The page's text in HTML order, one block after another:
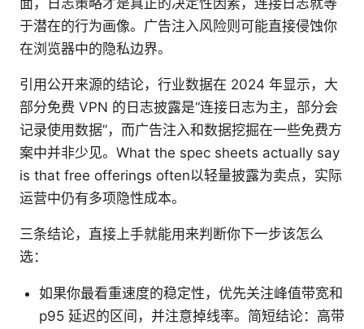
于潜在的行为画像。广告注入风险则可能直接侵蚀你
在浏览器中的隐私边界。
引用公开来源的结论，行业数据在 2024 年显示，大
部分免费 VPN 的日志披露是“连接日志为主，部分会
记录使用数据”，而广告注入和数据挖掘在一些免费方
案中并非少见。What the spec sheets actually say
is that free offerings often以轻量披露为卖点，实际
运营中仍有多项隐性成本。
三条结论，直接上手就能用来判断你下一步该怎么
选：
如果你最看重速度的稳定性，优先关注峰值带宽和
p95 延迟的区间，并注意掉线率。简短结论：高带